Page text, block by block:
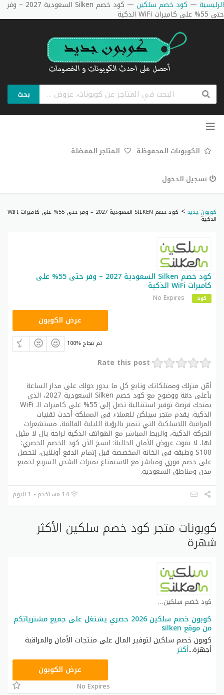
الرئيسية — كود خصم سلكين — كود خصم Silken السعودية 2027 – وفر
حتى 55% على كاميرات WiFi الذكية
بحث
تخطي
الكوبونات المحفوظة المتاجر المفضلة
تسجيل الدخول
كوبون جديد > كود خصم SILKEN السعودية 2027 – وفر حتى 55% على كاميرات WIFI
الذكية
كود خصم Silken السعودية 2027 – وفر حتى 55% على
كاميرات WiFi الذكية
كود No Expires
عرض الكوبون
100% تم بنجاح
Rate this post
أمّن منزلك وممتلكاتك وتابع كل ما يدور حولك على مدار الساعة
بأعلى دقة ووضوح مع كود خصم Silken السعودية 2027، الذي
يمنحك فرصة توفير استثنائية تصل إلى 55% على كاميرات الـ WiFi
الذكية. يقدم متجر سيلكن للعملاء في المملكة أحدث تقنيات
المراقبة اللاسلكية التي تتميز بالرؤية الليلية الفائقة، مستشعرات
الحركة الذكية، والربط المباشر مع الهواتف الذكية لراحة بال لا مثيل
لها. لا تفوت عروض الأمان الحالية؛ انسخ الآن كود الخصم الحصري:
S100 وطبقه في الخانة المخصصة قبل إتمام الدفع أونلاين، لتحصل
على خصم فوري ومباشر مع الاستمتاع بميزات الشحن السريع لجميع
مدن ومناطق السعودية.
14 مستخدم - 1 اليوم
كوبونات متجر كود خصم سلكين الأكثر
شهرة
كود خصم سلكين كوبون
كوبون خصم سلكين 2026 حصري يشتغل على جميع مشترياتكم
من موقع silken
كوبون خصم سلكين لتوفير المال على منتجات الأمان والمراقبة
أجهزة...أكثر
عرض الكوبون
No Expires